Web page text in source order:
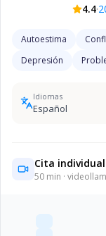
4.4·
Autoestima
Depresión
Idiomas
Español
Cita individual
50 min ·